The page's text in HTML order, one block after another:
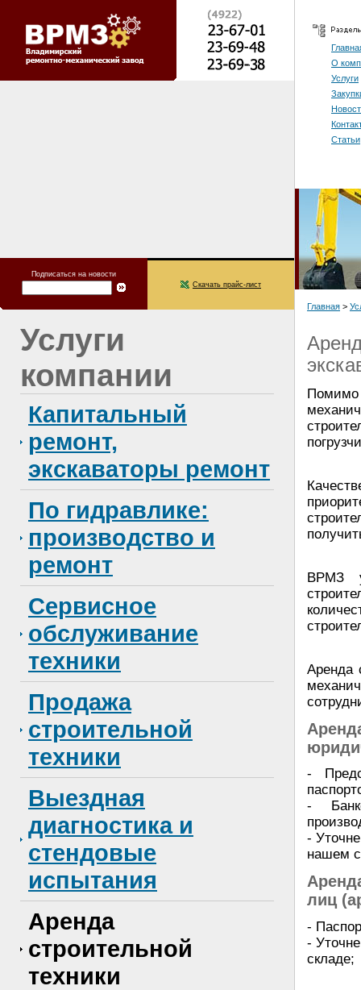
Подписаться на новости
Скачать прайс-лист
Услуги
компании
Капитальный
ремонт,
экскаваторы ремонт
По гидравлике:
производство и
ремонт
Сервисное
обслуживание
техники
Продажа
строительной
техники
Выездная
диагностика и
стендовые
испытания
Аренда
строительной
техники
О
Услуги
Статьи
Главная >
ВРМЗ
Аренда
-
-
-
нашем
лиц
-
-
складе;